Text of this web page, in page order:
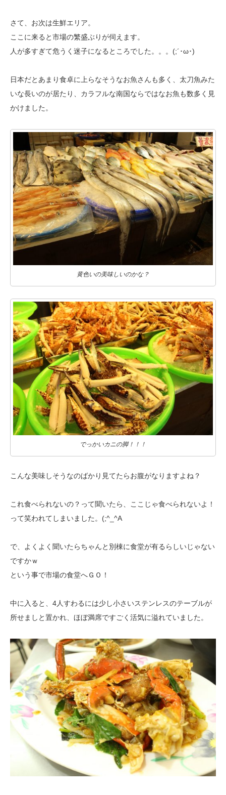
さて、お次は生鮮エリア。
ここに来ると市場の繁盛ぶりが伺えます。
人が多すぎて危うく迷子になるところでした。。。(;´･ω･)
日本だとあまり食卓に上らなそうなお魚さんも多く、太刀魚みた
いな長いのが居たり、カラフルな南国ならではなお魚も数多く見
かけました。
黄色いの美味しいのかな？
でっかいカニの脚！！！
こんな美味しそうなのばかり見てたらお腹がなりますよね？
これ食べられないの？って聞いたら、ここじゃ食べられないよ！
って笑われて しまいました。(;^_^A
で、よくよく聞いたらちゃんと別棟に食堂が有るらしいじゃない
ですかｗ
という事で市場の食堂へＧＯ！
中に入ると、4人すわるには少し小さいステンレスのテーブルが
所せましと置かれ、 ほぼ満席ですごく活気に溢れていました。